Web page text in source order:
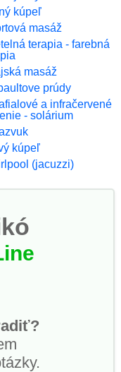
kúpeľ
masáž
terapia - farebná
masáž
prúdy
a infračervené
- solárium
kúpeľ
(jacuzzi)